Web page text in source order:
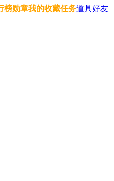
榜勋章我的收藏任务道具好友